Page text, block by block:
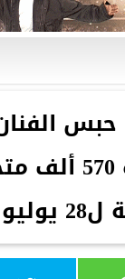
لعدم سداده
يوليو